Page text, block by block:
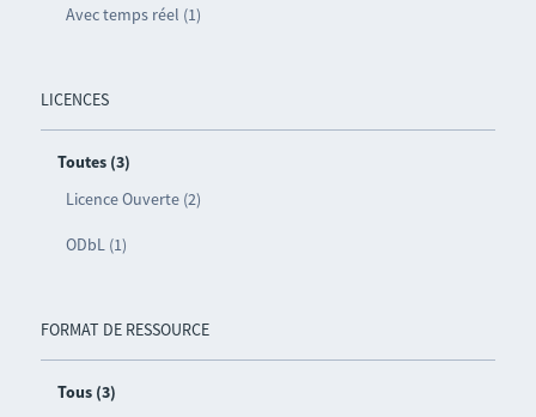
Avec temps réel (1)
LICENCES
Toutes (3)
Licence Ouverte (2)
ODbL (1)
FORMAT DE RESSOURCE
Tous (3)